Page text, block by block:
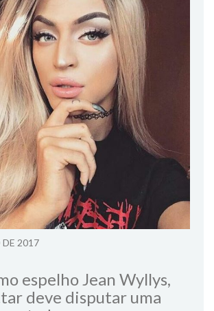
DE 2017
espelho Jean Wyllys,
deve disputar uma